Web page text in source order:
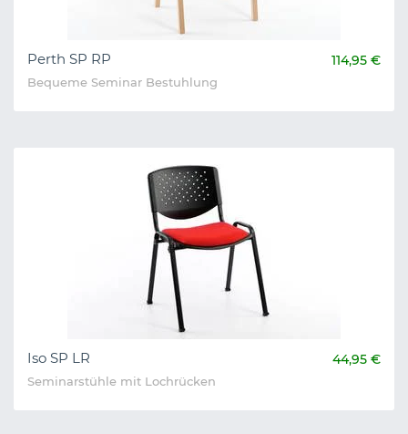
Perth SP RP 114,95 €
Bequeme Seminar Bestuhlung
Iso SP LR 44,95 €
Seminarstühle mit Lochrücken